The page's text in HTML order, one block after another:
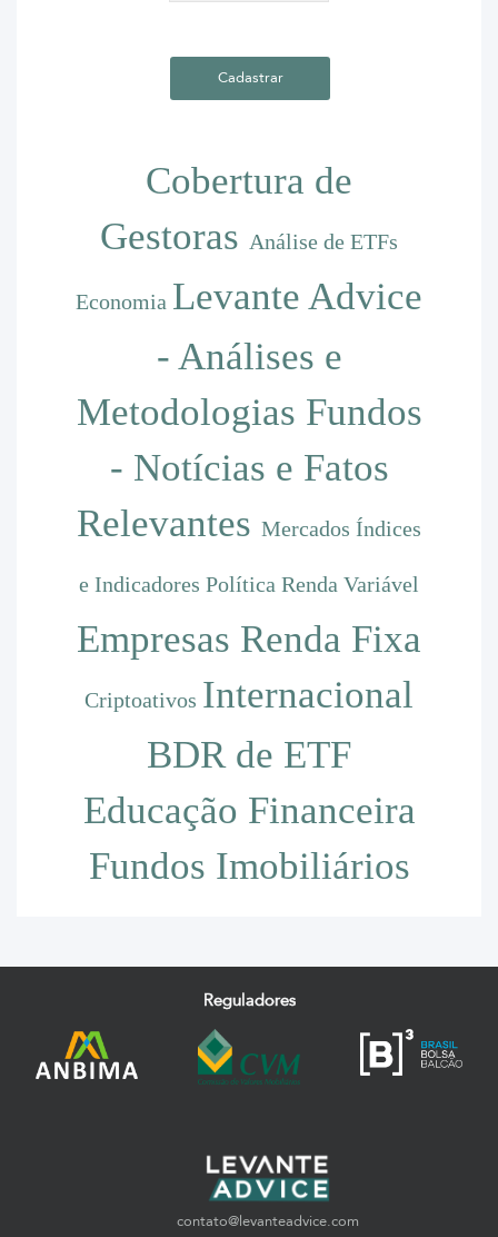
Cobertura de
Gestoras Análise de ETFs
Economia Levante Advice
- Análises e
Metodologias Fundos
- Notícias e Fatos
Relevantes Mercados Índices
e Indicadores Política Renda Variável
Empresas Renda Fixa
Criptoativos Internacional
BDR de ETF
Educação Financeira
Fundos Imobiliários
Reguladores
contato@levanteadvice.com